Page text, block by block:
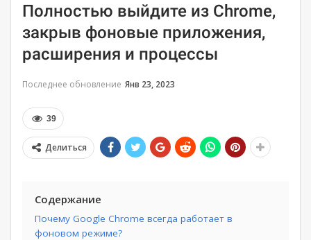
Полностью выйдите из Chrome,
закрыв фоновые приложения,
расширения и процессы
Последнее обновление Янв 23, 2023
39
Делиться
Содержание
Почему Google Chrome всегда работает в
фоновом режиме?